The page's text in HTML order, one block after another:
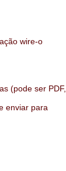
wire-o
(pode ser PDF,
enviar para